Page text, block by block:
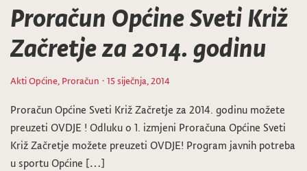
Proračun Općine Sveti Križ
Začretje za 2014. godinu
Akti Općine, Proračun · 15 siječnja, 2014
Proračun Općine Sveti Križ Začretje za 2014. godinu možete
preuzeti OVDJE ! Odluku o 1. izmjeni Proračuna Općine Sveti
Križ Začretje možete preuzeti OVDJE! Program javnih potreba
u sportu Općine […]